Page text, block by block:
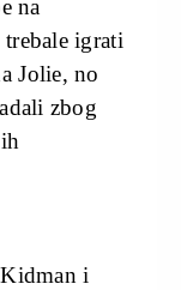
na
igrati
Jolie, no
zbog
i